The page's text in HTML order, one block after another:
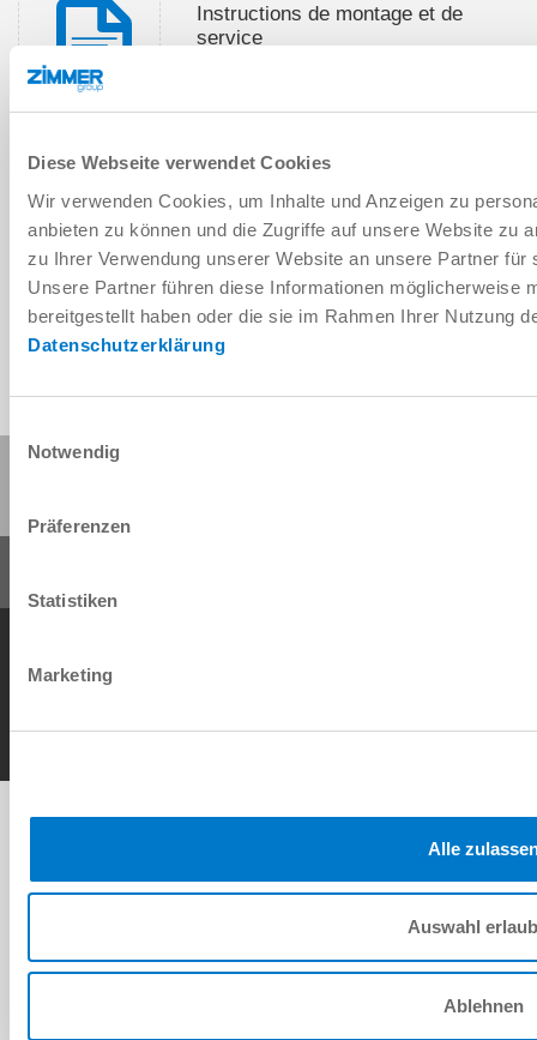
Diese Webseite verwendet Cookies
Wir verwenden Cookies, um Inhalte und Anzeigen zu
anbieten zu können und die Zugriffe auf unsere Website zu
zu Ihrer Verwendung unserer Website an unsere Partner
Unsere Partner führen diese Informationen möglicherweise
bereitgestellt haben oder die sie im Rahmen Ihrer Nutzung
Datenschutzerklärung
Notwendig
Präferenzen
Statistiken
Marketing
Alle
Auswahl
Ablehnen
Instructions de montage et de
service
Télécharger les données de CAO
Télécharger